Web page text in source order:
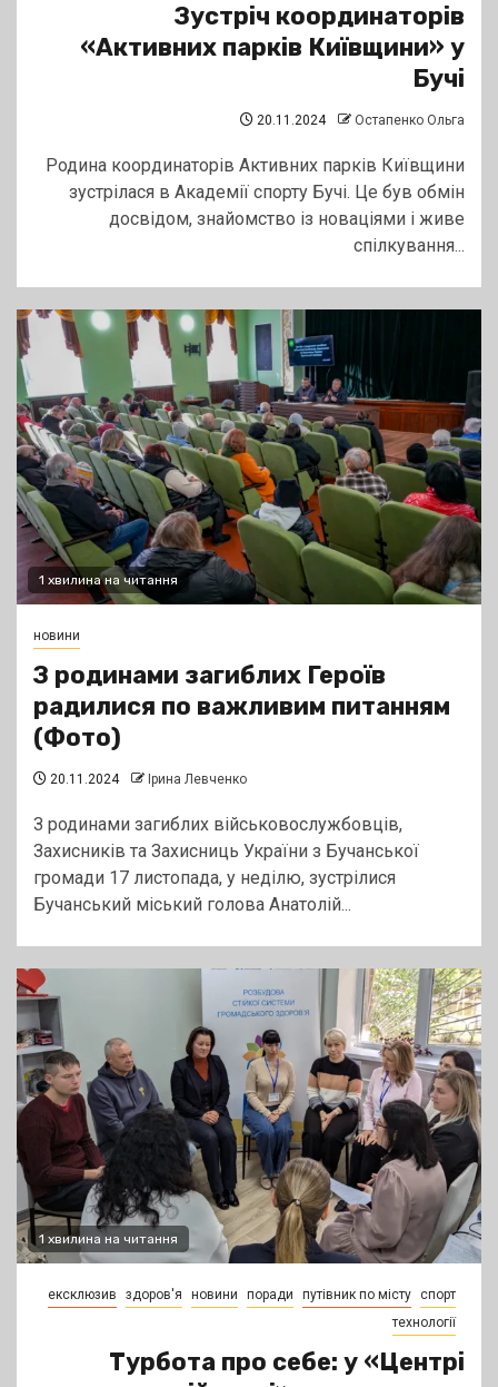
Зустріч координаторів
«Активних парків Київщини» у
Бучі
20.11.2024 Остапенко Ольга
Родина координаторів Активних парків Київщини
зустрілася в Академії спорту Бучі. Це був обмін
досвідом, знайомство із новаціями і живе
спілкування...
1 хвилина на читання
новини
З родинами загиблих Героїв
радилися по важливим питанням
(Фото)
20.11.2024 Ірина Левченко
З родинами загиблих військовослужбовців,
Захисників та Захисниць України з Бучанської
громади 17 листопада, у неділю, зустрілися
Бучанський міський голова Анатолій...
1 хвилина на читання
ексклюзив здоров'я новини поради путівник по місту
спорт
технології
Турбота про себе: у «Центрі